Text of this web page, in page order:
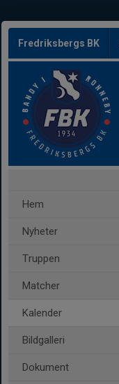
Fredriksbergs BK
Hem
Nyheter
Truppen
Matcher
Kalender
Bildgalleri
Dokument